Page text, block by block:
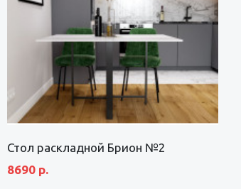
Стол раскладной Брион №2
8690 р.